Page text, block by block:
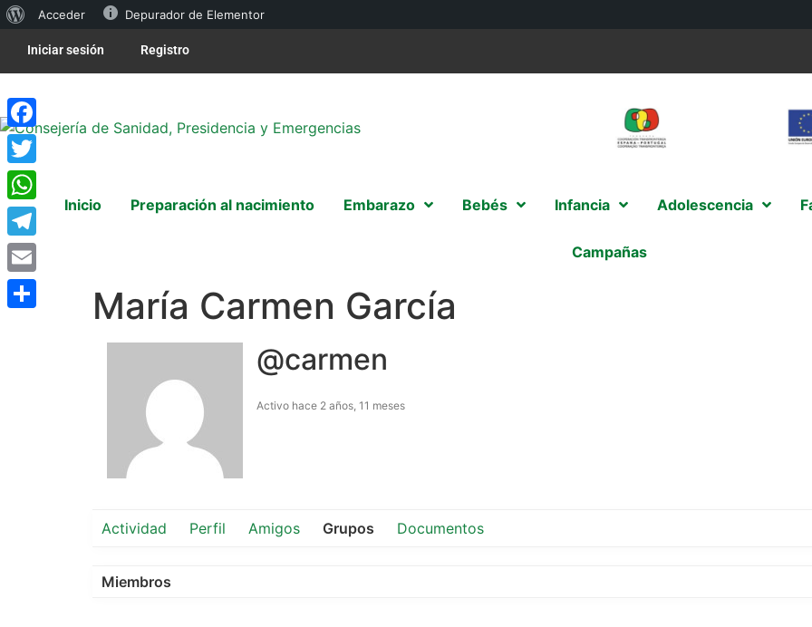
Acceder Depurador de Elementor
Iniciar sesión Registro
Inicio Preparación al nacimiento Embarazo Bebés Infancia Adolescencia
Campañas
María Carmen García
@carmen
Activo hace 2 años, 11 meses
Actividad Perfil Amigos Grupos Documentos
Miembros
Facebook
Twitter
WhatsApp
Telegram
Email